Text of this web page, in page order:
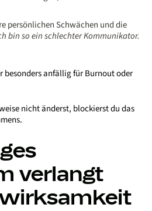
persönlichen Schwächen und die
bin so ein schlechter Kommunikator.
besonders anfällig für Burnout oder
nicht änderst, blockierst du das
verlangt